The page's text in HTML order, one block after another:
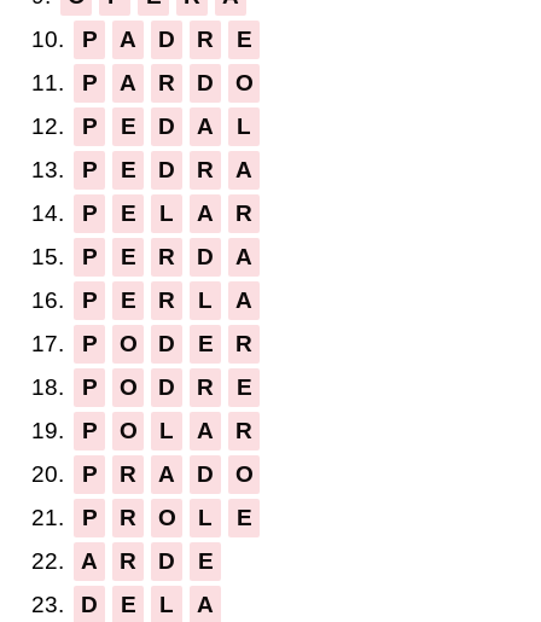
10.
P A D R
E
11.
P A R D
O
12.
P E D A
L
13.
P E D R
A
14.
P E L A
R
15.
P E R D
A
16.
P E R L
A
17.
P O D E
R
18.
P O D R
E
19.
P O L A
R
20.
P R A D
O
21.
P R O L
E
22.
A R D
E
23.
D E L
A